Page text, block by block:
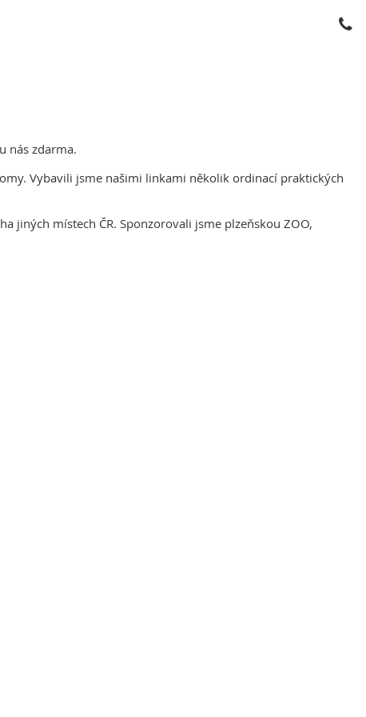
nás zdarma.
Vybavili jsme našimi linkami několik ordinací praktických
jiných místech ČR. Sponzorovali jsme plzeňskou ZOO,